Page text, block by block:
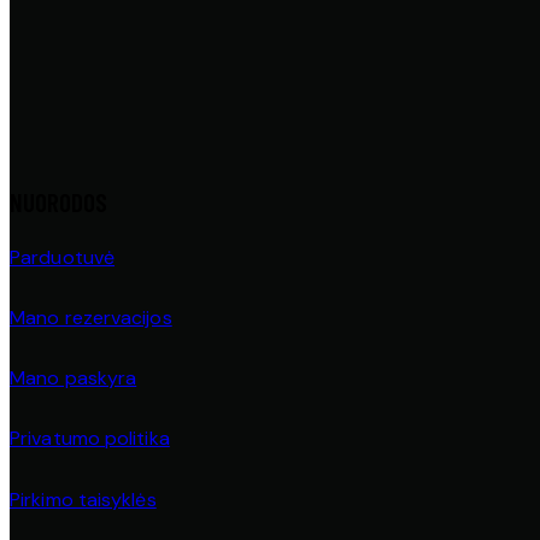
Parduotuvė
Mano rezervacijos
Mano paskyra
Privatumo politika
Pirkimo taisyklės